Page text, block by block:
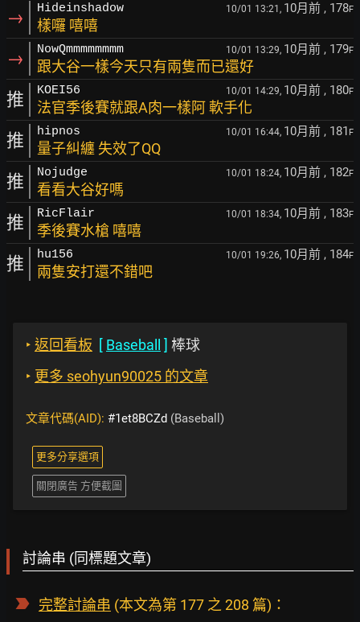
→ Hideinshadow 10/01 13:21, 10月前 , 178F
樣囉 嘻嘻
→ NowQmmmmmmmm 10/01 13:29, 10月前 , 179F
跟大谷一樣今天只有兩隻而已還好
推 KOEI56 10/01 14:29, 10月前 , 180F
法官季後賽就跟A肉一樣阿 軟手化
推 hipnos 10/01 16:44, 10月前 , 181 F
量子糾纏 失效了QQ
推 Nojudge 10/01 18:24, 10月前 , 182F
看看大谷好嗎
推 RicFlair 10/01 18:34, 10月前 , 183F
季後賽水槍 嘻嘻
推 hu156 10/01 19:26, 10月前 , 184F
兩隻安打還不錯吧
‣ 返回看板 [ Baseball ] 棒球
‣ 更多 seohyun90025 的文章
文章代碼(AID): #1et8BCZd (Baseball)
更多分享選項
關閉廣告 方便截圖
討論串 (同標題文章)
完整討論串 (本文為第 177 之 208 篇)：